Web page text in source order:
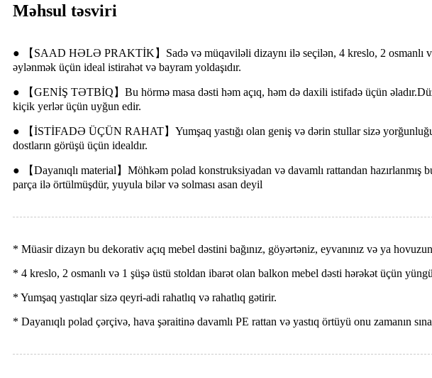
Məhsul təsviri
● 【SAAD HƏLƏ PRAKTİK】Sadə və müqaviləli dizaynı ilə seçilən, 4 kreslo, 2 osmanlı
əylənmək üçün ideal istirahət və bayram yoldaşıdır.
● 【GENİŞ TƏTBİQ】Bu hörmə masa dəsti həm açıq, həm də daxili istifadə üçün
kiçik yerlər üçün uyğun edir.
● 【İSTİFADƏ ÜÇÜN RAHAT】Yumşaq yastığı olan geniş və dərin stullar sizə
dostların görüşü üçün idealdır.
● 【Dayanıqlı material】Möhkəm polad konstruksiyadan və davamlı rattandan hazırlanmış
parça ilə örtülmüşdür, yuyula bilər və solması asan deyil
* Müasir dizayn bu dekorativ açıq mebel dəstini bağınız, göyərtəniz, eyvanınız və ya
* 4 kreslo, 2 osmanlı və 1 şüşə üstü stoldan ibarət olan balkon mebel dəsti hərəkət üçün
* Yumşaq yastıqlar sizə qeyri-adi rahatlıq və rahatlıq gətirir.
* Dayanıqlı polad çərçivə, hava şəraitinə davamlı PE rattan və yastıq örtüyü onu zamanın